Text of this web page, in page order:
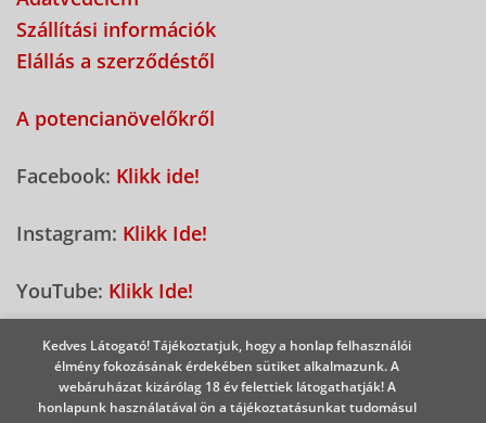
Szállítási információk
Elállás a szerződéstől
A potencianövelőkről
Facebook: Klikk ide!
Instagram: Klikk Ide!
YouTube: Klikk Ide!
Nálunk bankkártyával is fizethet!
Kedves Látogató! Tájékoztatjuk, hogy a honlap felhasználói
élmény fokozásának érdekében sütiket alkalmazunk. A
webáruházat kizárólag 18 év felettiek látogathatják! A
honlapunk használatával ön a tájékoztatásunkat tudomásul